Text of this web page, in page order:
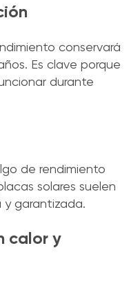
conservará
Es clave porque
durante
de rendimiento
solares suelen
garantizada.
calor y